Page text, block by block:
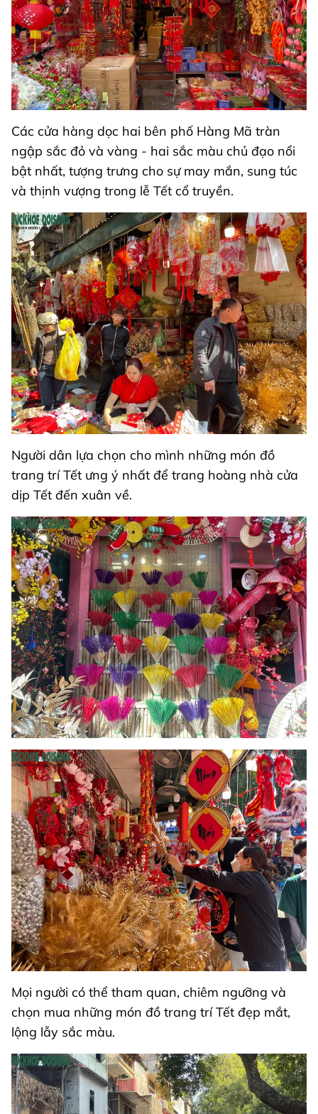
Các cửa hàng dọc hai bên phố Hàng Mã tràn
ngập sắc đỏ và vàng - hai sắc màu chủ đạo nổi
bật nhất, tượng trưng cho sự may mắn, sung túc
và thịnh vượng trong lễ Tết cổ truyền.
Người dân lựa chọn cho mình những món đồ
trang trí Tết ưng ý nhất để trang hoàng nhà cửa
dịp Tết đến xuân về.
Mọi người có thể tham quan, chiêm ngưỡng và
chọn mua những món đồ trang trí Tết đẹp mắt,
lộng lẫy sắc màu.